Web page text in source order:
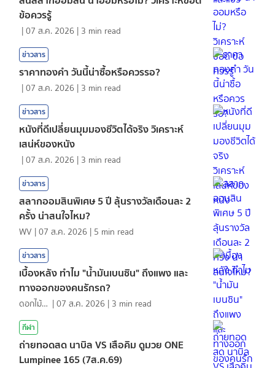
ข้อควรรู้
|07 ส.ค. 2026 | 3 min read
ข่าวสาร
ราคาทองคํา วันนี้น่าซื้อหรือควรรอ?
|07 ส.ค. 2026 | 3 min read
ข่าวสาร
หนังที่ดีเปลี่ยนมุมมองชีวิตได้จริง วิเคราะห์
เสน่ห์ของหนัง
|07 ส.ค. 2026 | 3 min read
ข่าวสาร
สลากออมสินพิเศษ 5 ปี ลุ้นรางวัลเดือนละ 2
ครั้ง น่าสนใจไหม?
WV |07 ส.ค. 2026 | 5 min read
ข่าวสาร
เบื้องหลัง ทำไม "น้ำมันเบนซิน" ถึงแพง และ
ทางออกของคนรักรถ?
ดอกไม้กับสายน้ำ |07 ส.ค. 2026 | 3 min read
กีฬา
ถ่ายทอดสด นาบิล VS เสือคิม ดูมวย ONE
Lumpinee 165 (7ส.ค.69)